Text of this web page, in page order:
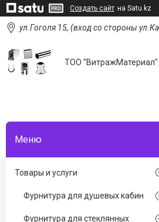
Создать сайт на Satu.kz
ул.Гоголя 15, (вход со стороны
ТОО "ВитражМатериал"
Товары и услуги
Фурнитура для душевых кабин
Фурнитура для стеклянных